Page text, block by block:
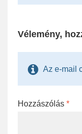
Vélemény,
Az e-mail
Hozzászólás *